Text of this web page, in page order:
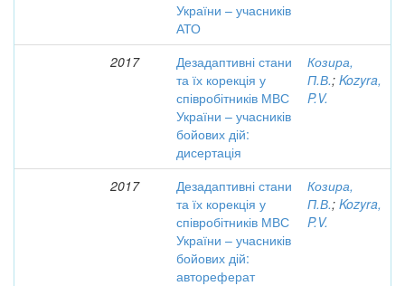
України – учасників
АТО
2017
Дезадаптивні стани
та їх корекція у
співробітників МВС
України – учасників
бойових дій:
дисертація
Козира,
П.В.; Kozyra,
P.V.
2017
Дезадаптивні стани
та їх корекція у
співробітників МВС
України – учасників
бойових дій:
автореферат
Козира,
П.В.; Kozyra,
P.V.